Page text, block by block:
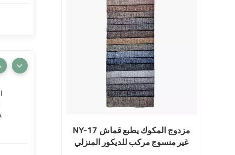
NY-17 مزدوج المكوك يطبع قماش
غير منسوج مركب للديكور المنزلي